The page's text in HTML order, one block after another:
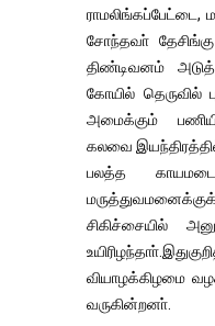
ராமலிங்கப்பேட்டை,
சோந்தவா்
திண்டிவனம்
கோயில் தெருவில்
அமைக்கும்
கலவை
பலத்த
சிகிச்சையில்
வியாழக்கிழமை
வருகின்றனா்.